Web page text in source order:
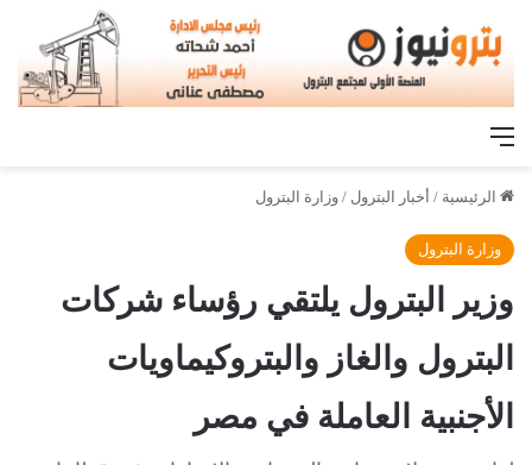
القائمة
الرئيسية / أخبار البترول / وزارة البترول
وزارة البترول
وزير البترول يلتقي رؤساء شركات
البترول والغاز والبتروكيماويات
الأجنبية العاملة في مصر